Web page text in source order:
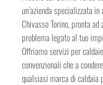
un’azienda specializzata
Chivasso Torino, pronta
problema legato al tuo
Offriamo servizi per
convenzionali che a
qualsiasi marca di caldaia